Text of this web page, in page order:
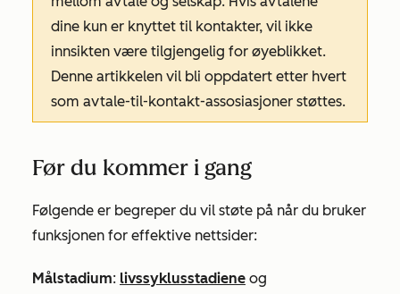
dine kun er knyttet til kontakter, vil ikke
innsikten være tilgjengelig for øyeblikket.
Denne artikkelen vil bli oppdatert etter hvert
som avtale-til-kontakt-assosiasjoner støttes.
Før du kommer i gang
Følgende er begreper du vil støte på når du bruker
funksjonen for effektive nettsider:
Målstadium: livssyklusstadiene og